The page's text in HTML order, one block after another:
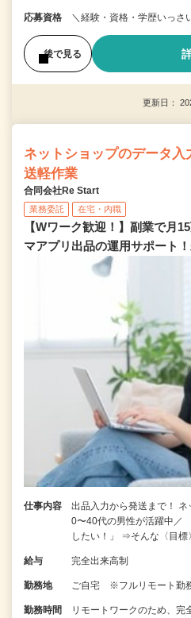
応募資格 ＼経験・資格・学歴いっさ
後で見る
更新日：
ネットショップのデータ
送軽作業
合同会社Re Start
業務委託 在宅・内職
【Wワーク歓迎！】副業で月
マアプリ出品の運用サポート
仕事内容
出品入力から発送まで！
0〜40代の男性が活躍中／
したい！」 ⇒そんな〈目標
給与 完全出来高制
勤務地 ご自宅 ※フルリモート勤
勤務時間
リモートワークのため、完